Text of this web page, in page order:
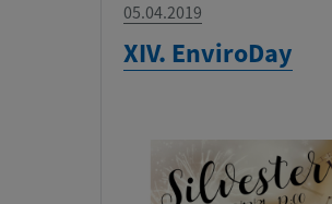
05.04.2019
XIV. EnviroDay